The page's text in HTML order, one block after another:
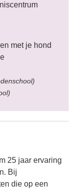
met je hond
25 jaar ervaring
Bij
die op een